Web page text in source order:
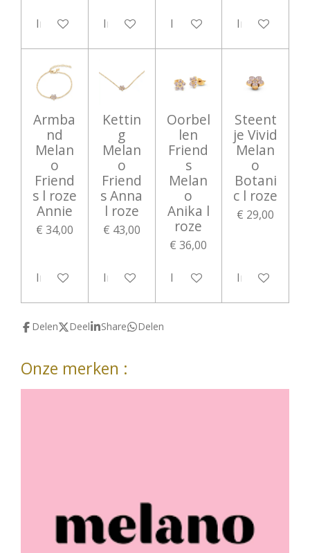
In winkelwagenIn winkelwagenIn winkelwagenIn
Armba
nd
Melan
o
Friend
s l roze
Annie
€ 34,00
In winkelwagen
Kettin
g
Melan
o
Friend
s Anna
l roze
€ 43,00
In winkelwagen
Oorbel
len
Friend
s
Melan
o
Anika l
roze
€ 36,00
In winkelwagen
Steent
je Vivid
Melan
o
Botani
c l roze
€ 29,00
In
Delen Deel Share Delen
Onze merken :